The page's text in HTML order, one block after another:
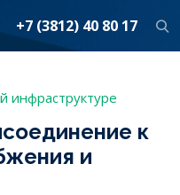
+7 (3812) 40 80 17
инфраструктуре
к
и